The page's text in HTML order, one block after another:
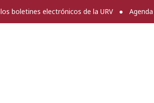
boletines electrónicos de la URV Agenda